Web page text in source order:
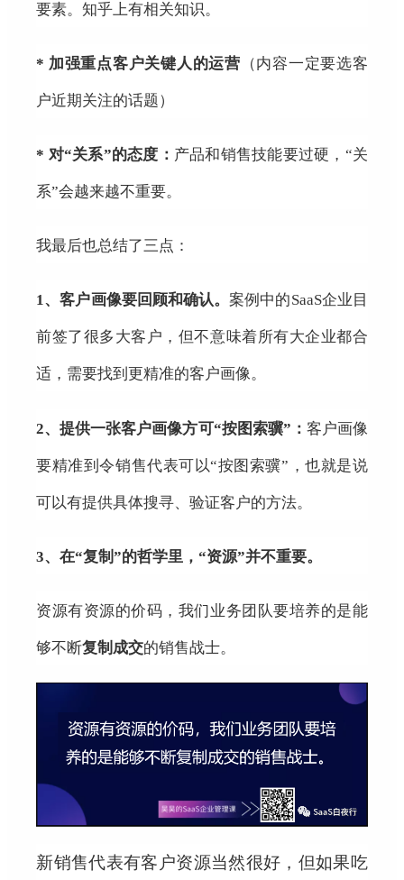
要素。知乎上有相关知识。
* 加强重点客户关键人的运营 （内容一定要选客
户近期关注的话题）
* 对“关系”的态度： 产品和销售技能要过硬，“关
系”会越来越不重要。
我最后也总结了三点：
1、客户画像要回顾和确认。案例中的SaaS企业目
前签了很多大客户，但不意味着所有大企业都合
适，需要找到更精准的客户画像。
2、提供一张客户画像方可“按图索骥”： 客户画像
要精准到令销售代表可以“按图索骥”，也就是说
可以有提供具体搜寻、验证客户的方法。
3、在“复制”的哲学里，“资源”并不重要。
资源有资源的价码，我们业务团队要培养的是能
够不断复制成交的销售战士。
新销售代表有客户资源当然很好，但如果吃